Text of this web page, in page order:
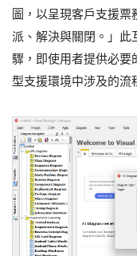
圖，以呈現客戶支援
派、解決與關閉。」此
驟，即使用者提供必要
型支援環境中涉及的流